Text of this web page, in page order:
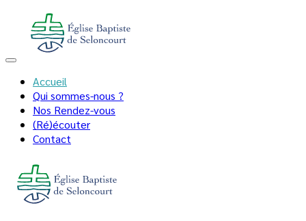
Accueil
Qui sommes-nous ?
Nos Rendez-vous
(Ré)écouter
Contact